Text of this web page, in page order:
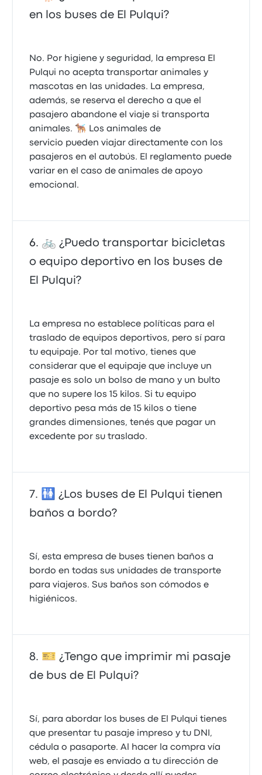
en los buses de El Pulqui?
No. Por higiene y seguridad, la empresa El
Pulqui no acepta transportar animales y
mascotas en las unidades. La empresa,
además, se reserva el derecho a que el
pasajero abandone el viaje si transporta
animales. 🐕‍🦺 Los animales de
servicio pueden viajar directamente con los
pasajeros en el autobús. El reglamento puede
variar en el caso de animales de apoyo
🚲 ¿Puedo transportar bicicletas
o equipo deportivo en los buses de
El Pulqui?
La empresa no establece políticas para el
traslado de equipos deportivos, pero sí para
tu equipaje. Por tal motivo, tienes que
considerar que el equipaje que incluye un
pasaje es solo un bolso de mano y un bulto
que no supere los 15 kilos. Si tu equipo
deportivo pesa más de 15 kilos o tiene
grandes dimensiones, tenés que pagar un
🚻 ¿Los buses de El Pulqui tienen
baños a bordo?
Sí, esta empresa de buses tienen baños a
bordo en todas sus unidades de transporte
para viajeros. Sus baños son cómodos e
🎫 ¿Tengo que imprimir mi pasaje
de bus de El Pulqui?
Sí, para abordar los buses de El Pulqui tienes
que presentar tu pasaje impreso y tu DNI,
cédula o pasaporte. Al hacer la compra vía
web, el pasaje es enviado a tu dirección de